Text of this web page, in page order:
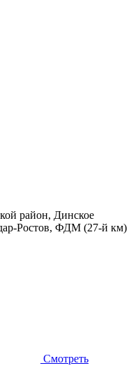
район, Динское
Ростов, ФДМ (27-й км)
Смотреть